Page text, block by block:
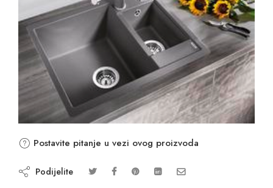
Postavite pitanje u vezi ovog proizvoda
Podijelite